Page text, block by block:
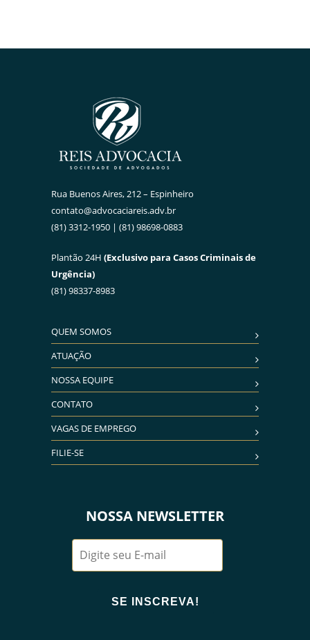
Rua Buenos Aires, 212 – Espinheiro
contato@advocaciareis.adv.br
(81) 3312-1950 | (81) 98698-0883
Plantão 24H (Exclusivo para Casos Criminais de
Urgência)
(81) 98337-8983
QUEM SOMOS
ATUAÇÃO
NOSSA EQUIPE
CONTATO
VAGAS DE EMPREGO
FILIE-SE
NOSSA NEWSLETTER